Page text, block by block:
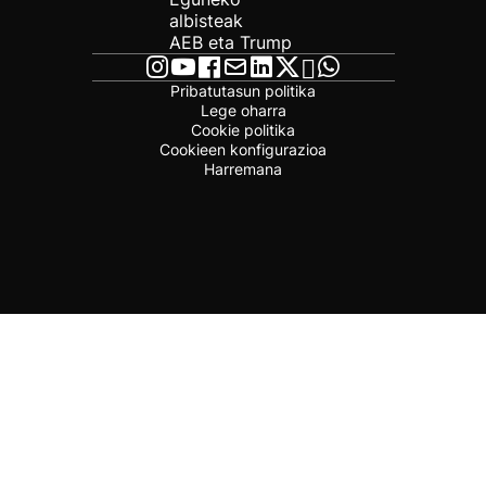
albisteak
AEB eta Trump
Pribatutasun politika
Lege oharra
Cookie politika
Cookieen konfigurazioa
Harremana